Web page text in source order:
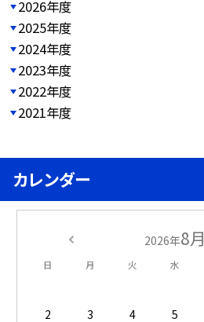
2026年度
2025年度
2024年度
2023年度
2022年度
2021年度
カレンダー
2026年8月
日 月 火 水
2
3 4 5